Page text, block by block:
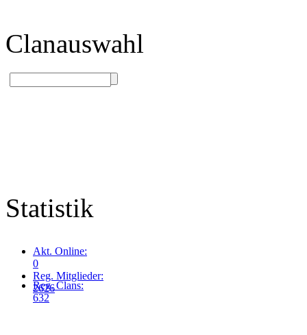
Clanauswahl
Statistik
Akt. Online:
0
Reg. Mitglieder:
2626
Reg. Clans:
632